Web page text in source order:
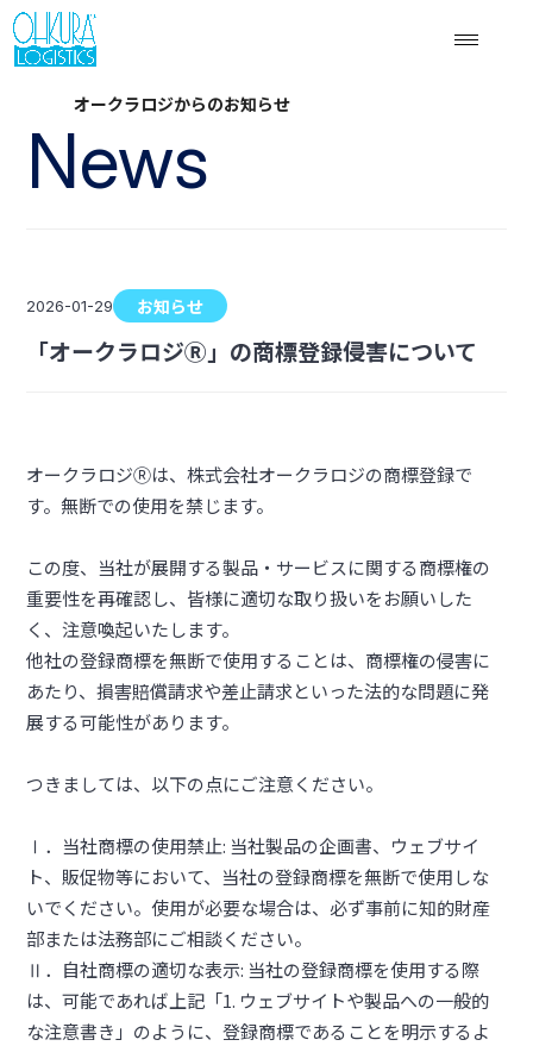
オークラロジからのお知らせ
News
2026-01-29 お知らせ
「オークラロジⓇ」の商標登録侵害について
オークラロジⓇは、株式会社オークラロジの商標登録で
す。無断での使用を禁じます。
この度、当社が展開する製品・サービスに関する商標権の
重要性を再確認し、皆様に適切な取り扱いをお願いした
く、注意喚起いたします。
他社の登録商標を無断で使用することは、商標権の侵害に
あたり、損害賠償請求や差止請求といった法的な問題に発
展する可能性があります。
つきましては、以下の点にご注意ください。
Ⅰ．当社商標の使用禁止: 当社製品の企画書、ウェブサイ
ト、販促物等において、当社の登録商標を無断で使用しな
いでください。使用が必要な場合は、必ず事前に知的財産
部または法務部にご相談ください。
Ⅱ．自社商標の適切な表示: 当社の登録商標を使用する際
は、可能であれば上記「1. ウェブサイトや製品への一般的
な注意書き」のように、登録商標であることを明示するよ